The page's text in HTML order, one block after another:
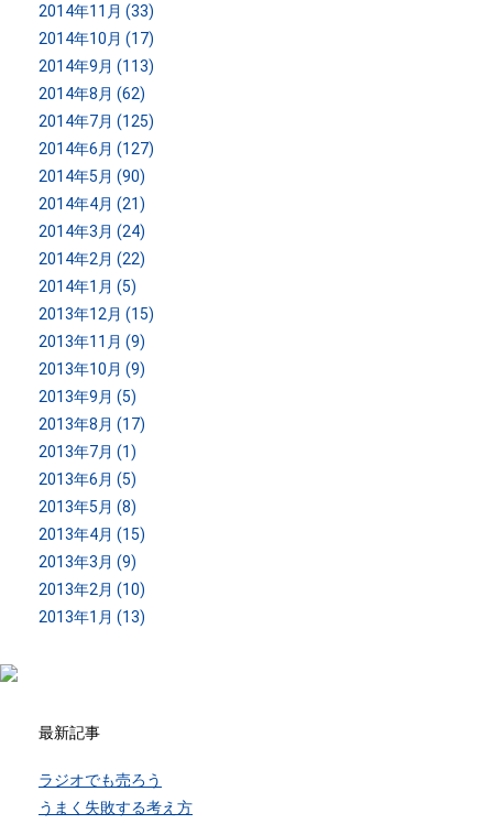
2014年11月 (33)
2014年10月 (17)
2014年9月 (113)
2014年8月 (62)
2014年7月 (125)
2014年6月 (127)
2014年5月 (90)
2014年4月 (21)
2014年3月 (24)
2014年2月 (22)
2014年1月 (5)
2013年12月 (15)
2013年11月 (9)
2013年10月 (9)
2013年9月 (5)
2013年8月 (17)
2013年7月 (1)
2013年6月 (5)
2013年5月 (8)
2013年4月 (15)
2013年3月 (9)
2013年2月 (10)
2013年1月 (13)
最新記事
ラジオでも売ろう
うまく失敗する考え方